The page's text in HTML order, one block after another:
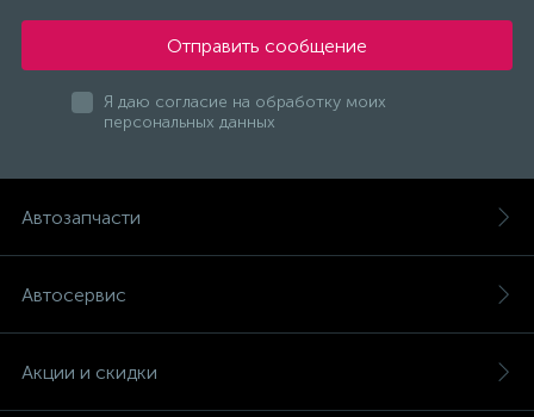
Отправить сообщение
Я даю согласие на обработку моих
персональных данных
Автозапчасти
Автосервис
Акции и скидки